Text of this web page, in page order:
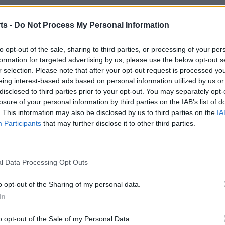
- Do Not Process My Personal Information
opt-out of the sale, sharing to third parties, or processing of your
for targeted advertising by us, please use the below opt-out
selection. Please note that after your opt-out request is processed
interest-based ads based on personal information utilized by us
to third parties prior to your opt-out. You may separately
of your personal information by third parties on the IAB’s list of
This information may also be disclosed by us to third parties on the
Participants that may further disclose it to other third parties.
Data Processing Opt Outs
opt-out of the Sharing of my personal data.
opt-out of the Sale of my Personal Data.
al ciclista canareu, va competir també amb Jaume
Peñuela i Samuel Fernández.
34 ciclistes, amb un temps de 3:57.53, imposant-se
amb segon i tercer lloc respectivament per a
Galván (Kern Pharma).
conscient de que va estar molt prop de pujar al podi:
del tot, no? Quan estàs tan a prop del podi i et
Anava molt fort als darrers metres, m’he vist molt
així que he gastat moltes forces per buscar buits. I
amb tot després de buscar-me tant la vida per
evolucionant any rere any en aquesta carrera i
més”.
de febrer la 45ª Volta a Múrcia Costa Calida de 199,6